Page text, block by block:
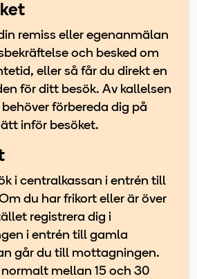
remiss eller egenanmälan
och besked om
eller så får du direkt en
för ditt besök. Av kallelsen
förbereda dig på
inför besöket.
i centralkassan i entrén till
du har frikort eller är över
registrera dig i
i entrén till gamla
går du till mottagningen.
mellan 15 och 30